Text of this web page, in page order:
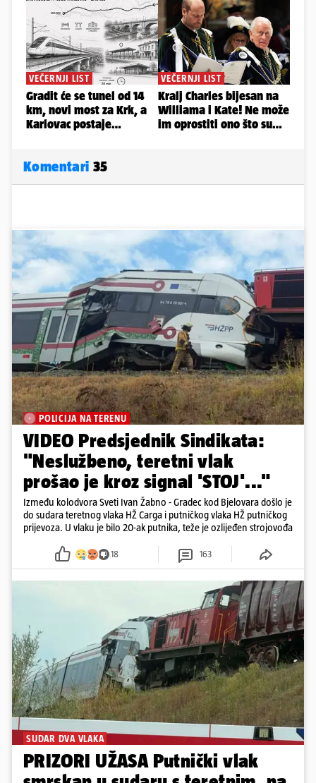
Komentari 35
POLICIJA NA TERENU
VIDEO Predsjednik Sindikata:
"Neslužbeno, teretni vlak
prošao je kroz signal 'STOJ'..."
Između kolodvora Sveti Ivan Žabno - Gradec kod Bjelovara došlo je
do sudara teretnog vlaka HŽ Carga i putničkog vlaka HŽ putničkog
prijevoza. U vlaku je bilo 20-ak putnika, teže je ozlijeđen strojovođa
18 163
SUDAR DVA VLAKA
PRIZORI UŽASA Putnički vlak